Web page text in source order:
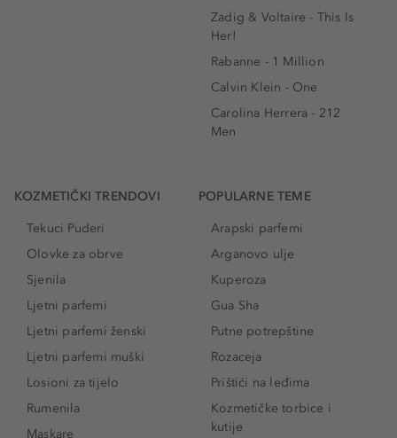
Zadig & Voltaire - This Is
Her!
Rabanne - 1 Million
Calvin Klein - One
Carolina Herrera - 212
Men
KOZMETIČKI TRENDOVI
Tekuci Puderi
Olovke za obrve
Sjenila
Ljetni parfemi
Ljetni parfemi ženski
Ljetni parfemi muški
Losioni za tijelo
Rumenila
Maskare
POPULARNE TEME
Arapski parfemi
Arganovo ulje
Kuperoza
Gua Sha
Putne potrepštine
Rozaceja
Prištići na leđima
Kozmetičke torbice i
kutije